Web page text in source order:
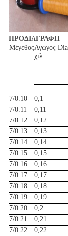
ΠΡΟΔΙΑΓΡΑΦΗ
Μέγεθος Αγωγός Dia
χιλ.
7/0.10 0,1
7/0.11
0,11
7/0.12
0,12
7/0.13
0,13
7/0.14
0,14
7/0.15
0,15
7/0.16
0,16
7/0.17
0,17
7/0.18
0,18
7/0.19
0,19
7/0.20
0,2
7/0.21
0,21
7/0.22
0,22